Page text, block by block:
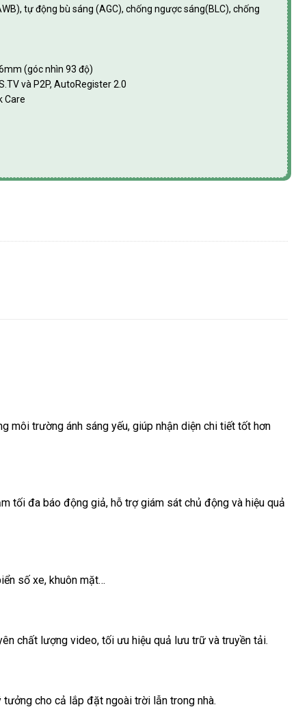
tự động bù sáng (AGC), chống ngược sáng(BLC), chống
(góc nhìn 93 độ)
và P2P, AutoRegister 2.0
Care
S-PRO số lượng
môi trường ánh sáng yếu, giúp nhận diện chi tiết tốt hơn
tối đa báo động giả, hỗ trợ giám sát chủ động và hiệu quả
số xe, khuôn mặt…
chất lượng video, tối ưu hiệu quả lưu trữ và truyền tải.
cho cả lắp đặt ngoài trời lẫn trong nhà.